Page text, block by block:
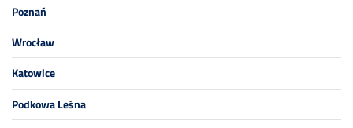
Poznań
Wrocław
Katowice
Podkowa Leśna